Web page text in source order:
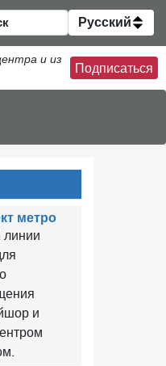
Русский
и из
Подписаться
метро
линии
и